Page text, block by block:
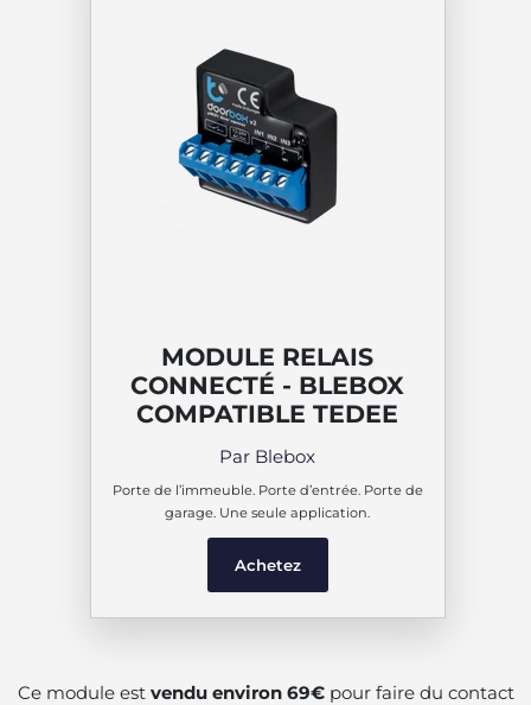
MODULE RELAIS
CONNECTÉ - BLEBOX
COMPATIBLE TEDEE
Par Blebox
Porte de l’immeuble. Porte d’entrée. Porte de
garage. Une seule application.
Achetez
Ce module est vendu environ 69€ pour faire du contact